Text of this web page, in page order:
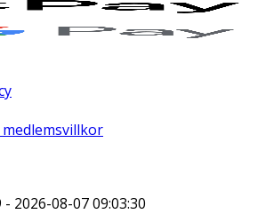
- 2026-08-07 09:03:30